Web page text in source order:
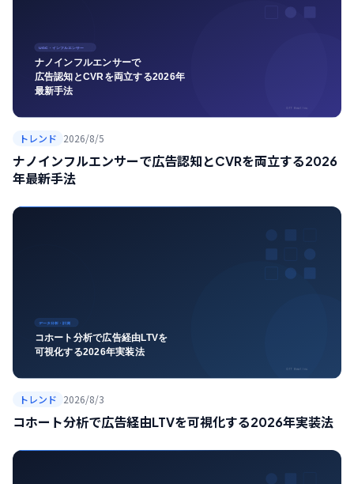
トレンド 2026/8/5
ナノインフルエンサーで広告認知とCVRを両立する2026
年最新手法
トレンド 2026/8/3
コホート分析で広告経由LTVを可視化する2026年実装法